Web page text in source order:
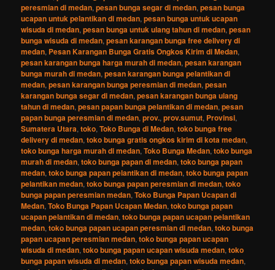
peresmian di medan,pesan bunga segar di medan,pesan bunga
ucapan untuk pelantikan di medan,pesan bunga untuk ucapan
wisuda di medan,pesan bunga untuk ulang tahun di medan,pesan
bunga wisuda di medan,pesan karangan bunga free delivery di
medan, Pesan Karangan Bunga Gratis Ongkos Kirim di Medan,
pesan karangan bunga harga murah di medan,pesan karangan
bunga murah di medan,pesan karangan bunga pelantikan di
medan,pesan karangan bunga peresmian di medan,pesan
karangan bunga segar di medan,pesan karangan bunga ulang
tahun di medan,pesan papan bunga pelantikan di medan,pesan
papan bunga peresmian di medan,prov.,prov.sumut, Provinsi,
Sumatera Utara,toko,Toko Bunga di Medan,toko bunga free
delivery di medan,toko bunga gratis ongkos kirim di kota medan,
toko bunga harga murah di medan,Toko Bunga Medan,toko bunga
murah di medan,toko bunga papan di medan,toko bunga papan
medan,toko bunga papan pelantikan di medan,toko bunga papan
pelantikan medan,toko bunga papan peresmian di medan,toko
bunga papan peresmian medan,Toko Bunga Papan Ucapan di
Medan,Toko Bunga Papan Ucapan Medan,toko bunga papan
ucapan pelantikan di medan,toko bunga papan ucapan pelantikan
medan,toko bunga papan ucapan peresmian di medan,toko bunga
papan ucapan peresmian medan,toko bunga papan ucapan
wisuda di medan,toko bunga papan ucapan wisuda medan,toko
bunga papan wisuda di medan,toko bunga papan wisuda medan,